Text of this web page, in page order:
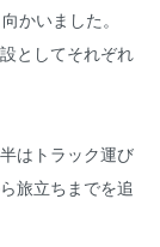
かいました。
としてそれぞれ
はトラック運び
旅立ちまでを追